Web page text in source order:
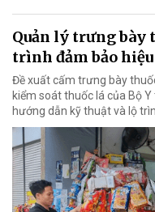
Quản lý trưng bày
trình đảm bảo
Đề xuất cấm trưng bày
kiểm soát thuốc lá của Bộ
hướng dẫn kỹ thuật và lộ